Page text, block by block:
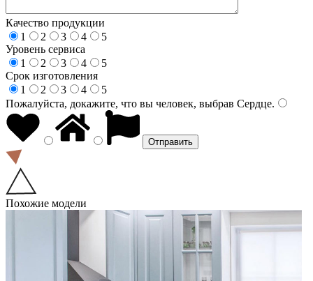
Качество продукции
1
2 3 4
5
Уровень сервиса
1
2 3 4
5
Срок изготовления
1
2 3 4
5
Пожалуйста, докажите, что вы человек, выбрав Сердце.
Похожие модели